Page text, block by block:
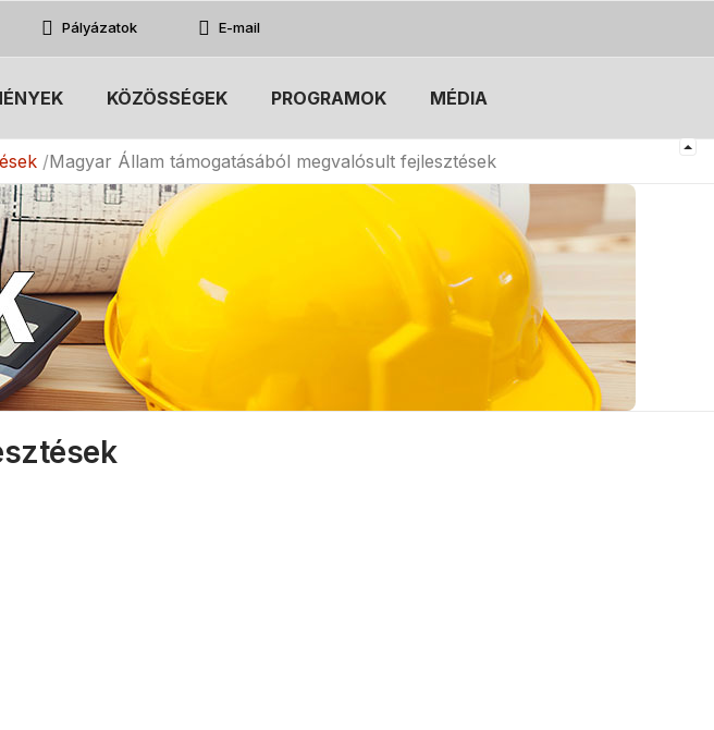
Pályázatok E-mail
KÖZÖSSÉGEK PROGRAMOK MÉDIA
Magyar Állam támogatásából megvalósult fejlesztések